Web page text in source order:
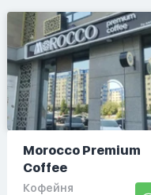
Morocco Premium
Coffee
Кофейня